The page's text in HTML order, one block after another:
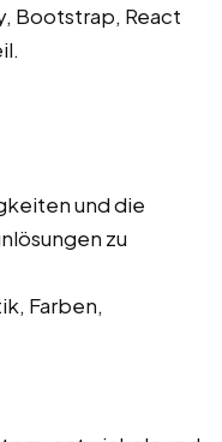
Bootstrap, React
und die
zu
Farben,